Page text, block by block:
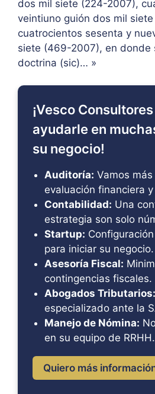
dos mil siete (224-2007),
veintiuno guión dos mil
cuatrocientos sesenta y
siete (469-2007), en donde
doctrina (sic)… »
¡Vesco
ayudarle en
su negocio!
Auditoría: Vamos
evaluación financiera
Contabilidad: Una
estrategia son solo
Startup:
para iniciar su negocio.
Asesoría Fiscal:
contingencias fiscales.
Abogados Tributarios:
especializado ante la
Manejo de Nómina:
en su equipo de RRHH.
Quiero más